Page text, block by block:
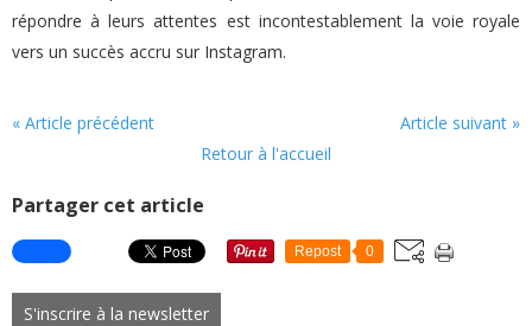
répondre à leurs attentes est incontestablement la voie royale
vers un succès accru sur Instagram.
« Article précédent
Article suivant »
Retour à l'accueil
Partager cet article
Repost 0
S'inscrire à la newsletter